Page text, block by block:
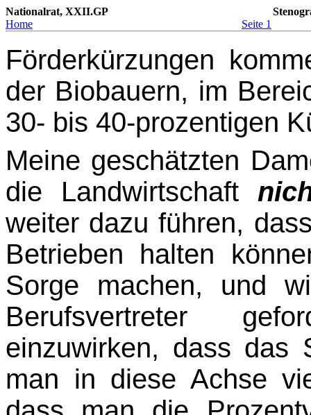
Nationalrat, XXII.GP
Home
Seite 1
Förderkürzungen
der Biobauern, im
30- bis 40-prozentigen
Meine geschätzten
die Landwirtschaft
weiter dazu führen,
Betrieben halten
Sorge machen, und
Berufsvertreter
einzuwirken, dass das
man in diese Achse